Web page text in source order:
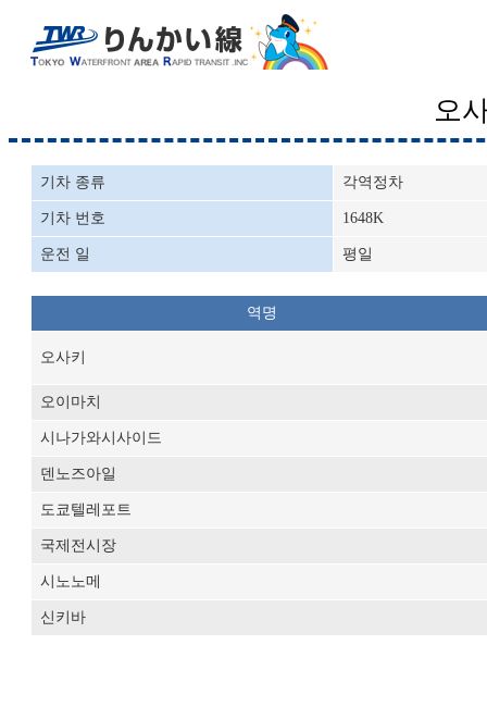
오
기차 종류 각역정차
기차 번호 1648K
운전 일 평일
역명
오사키
오이마치
시나가와시사이드
덴노즈아일
도쿄텔레포트
국제전시장
시노노메
신키바